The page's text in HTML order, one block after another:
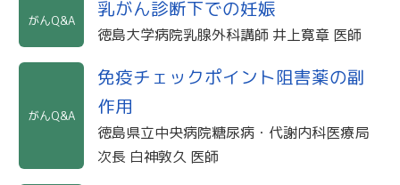
がんQ&A 乳がん診断下での妊娠
徳島大学病院乳腺外科講師 井上寛章 医師
がんQ&A
免疫チェックポイント阻害薬の副
作用
徳島県立中央病院糖尿病・代謝内科医療局
次長 白神敦久 医師